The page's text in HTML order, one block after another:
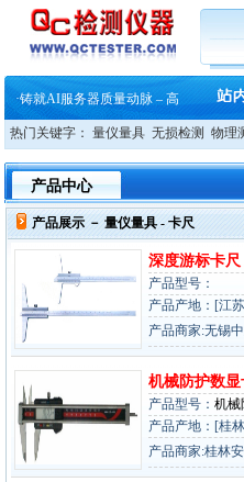
蔡司和亿纬锂能达成战略合作
大牌云集 买家升级 ——26
蔡司软件 | 高效变形分析能
·铸就AI服务器质量动脉 – 高
·铸就AI服务器质量动脉 – 高
·ZEISS BOSELLO ADR 让内部缺
·蔡司和亿纬锂能达成战略合作
热门关键字： 量仪量具 无损检测 物理
产品中心
产品展示 － 量仪量具- 卡尺
深度游标卡尺
产品型号：
产品产地：[江
产品商家:无锡
机械防护数显
产品型号： 机械
产品产地：[桂
产品商家:桂林